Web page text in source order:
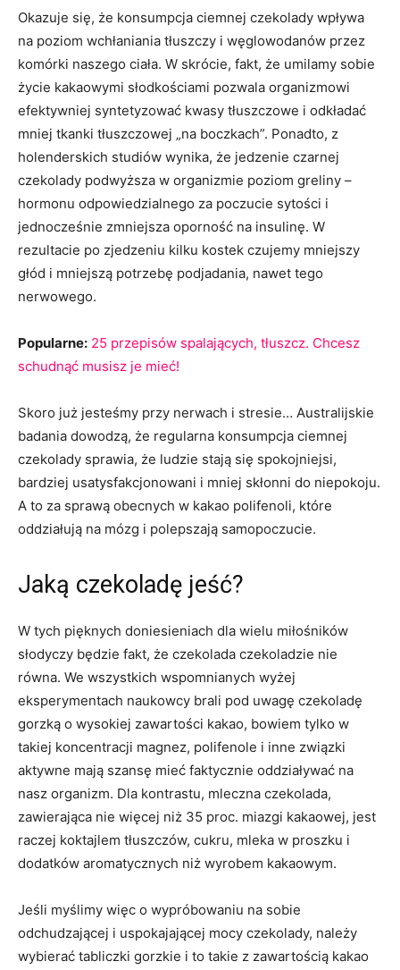
Okazuje się, że konsumpcja ciemnej czekolady wpływa
na poziom wchłaniania tłuszczy i węglowodanów przez
komórki naszego ciała. W skrócie, fakt, że umilamy sobie
życie kakaowymi słodkościami pozwala organizmowi
efektywniej syntetyzować kwasy tłuszczowe i odkładać
mniej tkanki tłuszczowej „na boczkach”. Ponadto, z
holenderskich studiów wynika, że jedzenie czarnej
czekolady podwyższa w organizmie poziom greliny –
hormonu odpowiedzialnego za poczucie sytości i
jednocześnie zmniejsza oporność na insulinę. W
rezultacie po zjedzeniu kilku kostek czujemy mniejszy
głód i mniejszą potrzebę podjadania, nawet tego
nerwowego.
Popularne: 25 przepisów spalających, tłuszcz. Chcesz
schudnąć musisz je mieć!
Skoro już jesteśmy przy nerwach i stresie… Australijskie
badania dowodzą, że regularna konsumpcja ciemnej
czekolady sprawia, że ludzie stają się spokojniejsi,
bardziej usatysfakcjonowani i mniej skłonni do niepokoju.
A to za sprawą obecnych w kakao polifenoli, które
oddziałują na mózg i polepszają samopoczucie.
Jaką czekoladę jeść?
W tych pięknych doniesieniach dla wielu miłośników
słodyczy będzie fakt, że czekolada czekoladzie nie
równa. We wszystkich wspomnianych wyżej
eksperymentach naukowcy brali pod uwagę czekoladę
gorzką o wysokiej zawartości kakao, bowiem tylko w
takiej koncentracji magnez, polifenole i inne związki
aktywne mają szansę mieć faktycznie oddziaływać na
nasz organizm. Dla kontrastu, mleczna czekolada,
zawierająca nie więcej niż 35 proc. miazgi kakaowej, jest
raczej koktajlem tłuszczów, cukru, mleka w proszku i
dodatków aromatycznych niż wyrobem kakaowym.
Jeśli myślimy więc o wypróbowaniu na sobie
odchudzającej i uspokajającej mocy czekolady, należy
wybierać tabliczki gorzkie i to takie z zawartością kakao